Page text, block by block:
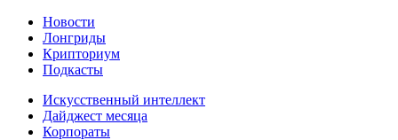
Новости
Лонгриды
Крипториум
Подкасты
Искусственный интеллект
Дайджест месяца
Корпораты